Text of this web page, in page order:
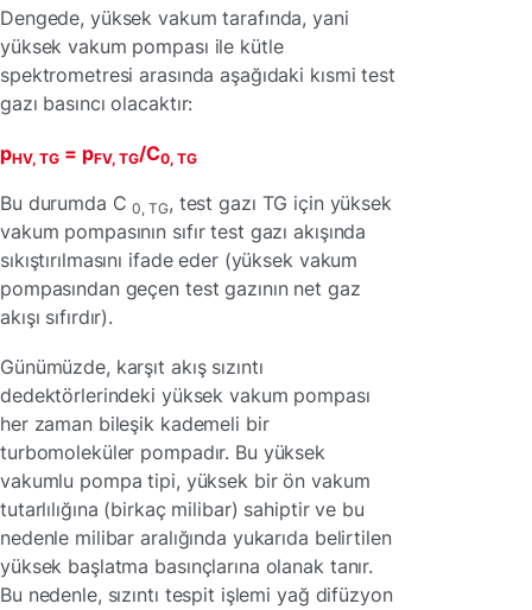
Dengede, yüksek vakum tarafında, yani
yüksek vakum pompası ile kütle
spektrometresi arasında aşağıdaki kısmi test
gazı basıncı olacaktır:
pHV, TG = pFV, TG/C0, TG
Bu durumda C0, TG, test gazı TG için yüksek
vakum pompasının sıfır test gazı akışında
sıkıştırılmasını ifade eder (yüksek vakum
pompasından geçen test gazının net gaz
akışı sıfırdır).
Günümüzde, karşıt akış sızıntı
dedektörlerindeki yüksek vakum pompası
her zaman bileşik kademeli bir
turbomoleküler pompadır. Bu yüksek
vakumlu pompa tipi, yüksek bir ön vakum
tutarlılığına (birkaç milibar) sahiptir ve bu
nedenle milibar aralığında yukarıda belirtilen
yüksek başlatma basınçlarına olanak tanır.
Bu nedenle, sızıntı tespit işlemi yağ difüzyon